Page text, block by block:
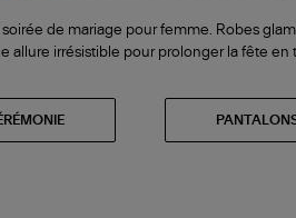
de mariage pour femme. Robes
allure irrésistible pour prolonger la fête en